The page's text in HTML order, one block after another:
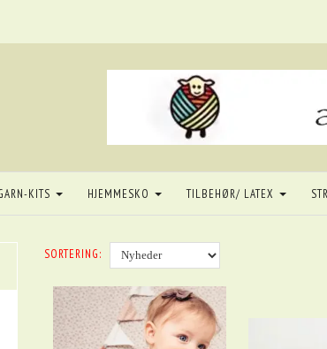
KITS HJEMMESKO TILBEHØR/ LATEX
SORTERING: